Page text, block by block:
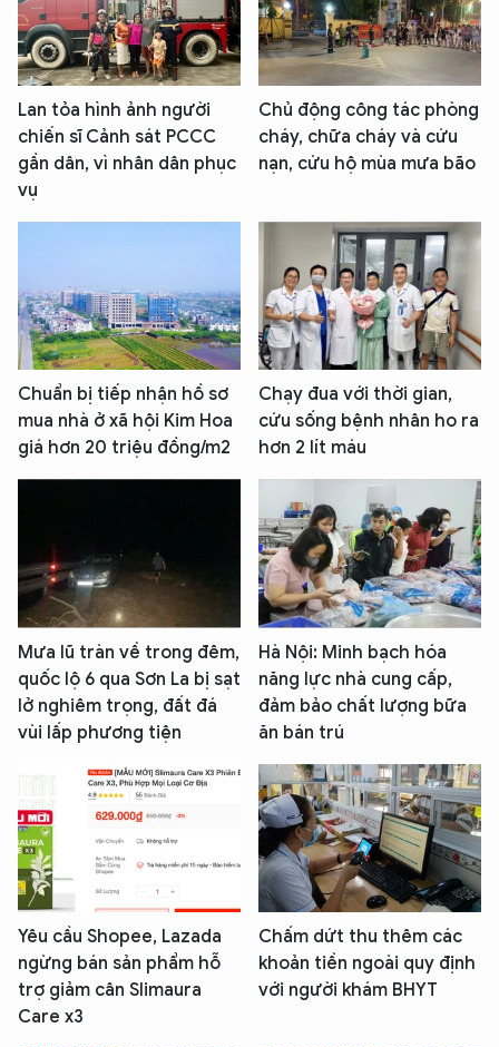
Lan tỏa hình ảnh người
chiến sĩ Cảnh sát PCCC
gần dân, vì nhân dân phục
vụ
Chủ động công tác phòng
cháy, chữa cháy và cứu
nạn, cứu hộ mùa mưa bão
Chuẩn bị tiếp nhận hồ sơ
mua nhà ở xã hội Kim Hoa
giá hơn 20 triệu đồng/m2
Chạy đua với thời gian,
cứu sống bệnh nhân ho ra
hơn 2 lít máu
Mưa lũ tràn về trong đêm,
quốc lộ 6 qua Sơn La bị sạt
lở nghiêm trọng, đất đá
vùi lấp phương tiện
Hà Nội: Minh bạch hóa
năng lực nhà cung cấp,
đảm bảo chất lượng bữa
ăn bán trú
Yêu cầu Shopee, Lazada
ngừng bán sản phẩm hỗ
trợ giảm cân Slimaura
Care x3
Chấm dứt thu thêm các
khoản tiền ngoài quy định
với người khám BHYT